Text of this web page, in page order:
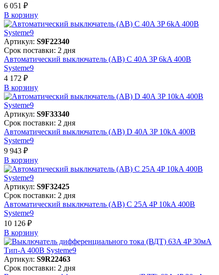
6 051 ₽
В корзинy
Артикул: S9F22340
Срок поставки: 2 дня
Автоматический выключатель (АВ) C 40A 3P 6kA 400В
Systeme9
4 172 ₽
В корзинy
Артикул: S9F33340
Срок поставки: 2 дня
Автоматический выключатель (АВ) D 40A 3P 10kA 400В
Systeme9
9 943 ₽
В корзинy
Артикул: S9F32425
Срок поставки: 2 дня
Автоматический выключатель (АВ) C 25A 4P 10kA 400В
Systeme9
10 126 ₽
В корзинy
Артикул: S9R22463
Срок поставки: 2 дня